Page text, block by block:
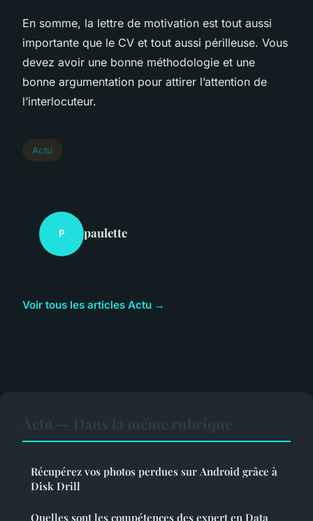
En somme, la lettre de motivation est tout aussi
importante que le CV et tout aussi périlleuse. Vous
devez avoir une bonne méthodologie et une
bonne argumentation pour attirer l’attention de
l’interlocuteur.
Actu
P paulette
Voir tous les articles Actu →
Récupérez vos photos perdues sur Android grâce à
Disk Drill
Quelles sont les compétences des expert en Data